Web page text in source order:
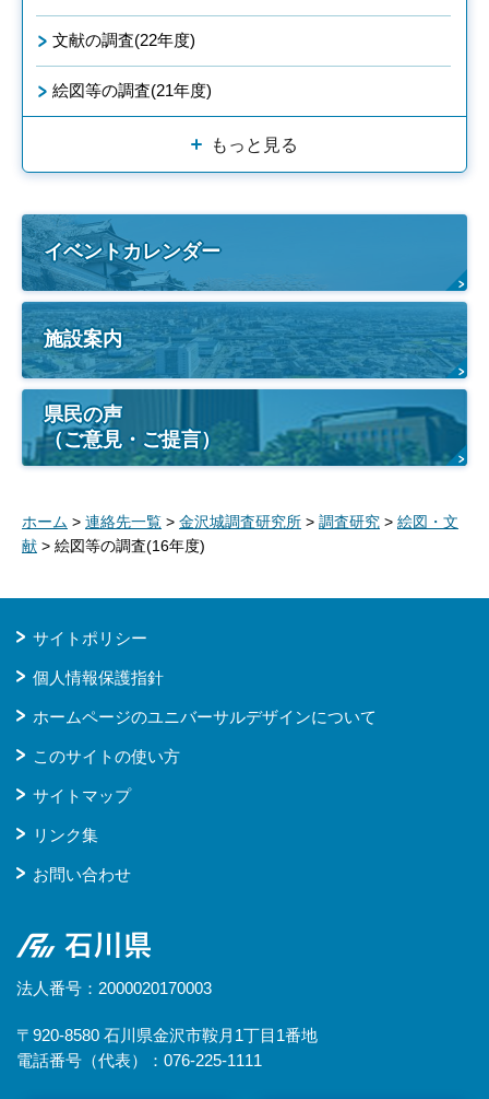
文献の調査(22年度)
絵図等の調査(21年度)
もっと見る
イベントカレンダー
施設案内
県民の声
（ご意見・ご提言）
ホーム > 連絡先一覧 > 金沢城調査研究所 > 調査研究 > 絵図・文
献 > 絵図等の調査(16年度)
サイトポリシー
個人情報保護指針
ホームページのユニバーサルデザインについて
このサイトの使い方
サイトマップ
リンク集
お問い合わせ
石川県
法人番号：2000020170003
〒920-8580 石川県金沢市鞍月1丁目1番地
電話番号（代表）：076-225-1111